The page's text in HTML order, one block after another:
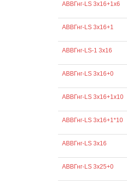
АВВГнг-LS 3х16+1х6
АВВГнг-LS 3х16+1
АВВГнг-LS-1 3х16
АВВГнг-LS 3х16+0
АВВГнг-LS 3х16+1х10
АВВГнг-LS 3х16+1*10
АВВГнг-LS 3х16
АВВГнг-LS 3х25+0